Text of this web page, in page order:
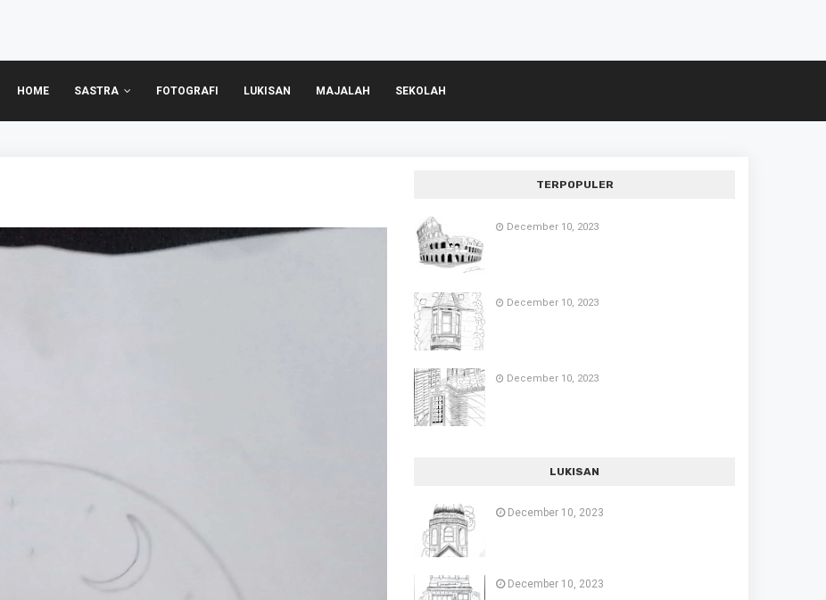
HOME SASTRA FOTOGRAFI LUKISAN MAJALAH SEKOLAH
TERPOPULER
December 10, 2023
December 10, 2023
December 10, 2023
LUKISAN
December 10, 2023
December 10, 2023